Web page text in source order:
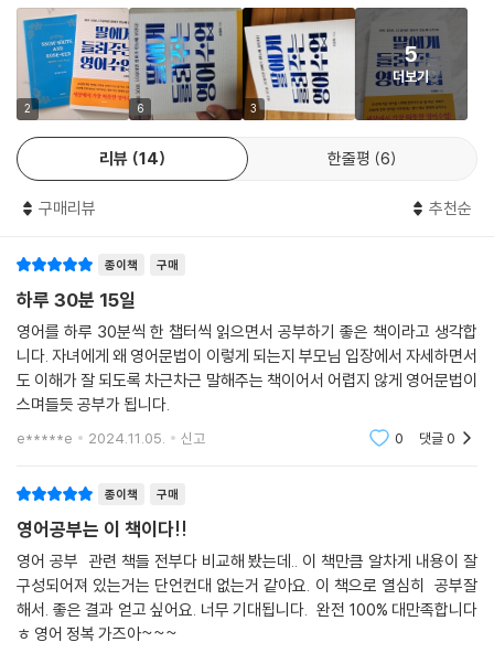
이었다. 그저 교재에 따라 진도를 빼기 바빴다. 진짜 영어공부를 위한 방법
과는 거리가 있었다는 얘기다.”
-「프롤로그」 중에서
영어는 구조, 즉 생김새로 읽어야 하는 언어다. 일단 영어의 생김새를 그릴
수 있게 된 뒤에는 곧바로 읽기 훈련에 돌입하는 것이 최고의 공부법이다.
이를 위해 DAY 01부터 DAY 15까지, 총 15일간의 수업을 통해 영어의 밑
‘왜’ 이런 규칙이 생겼는지, 실제로는 어떻게 활용되는지 풍부한 예문과 함
복습해볼 수 있다. 저자가 직접 엄선한, 낯설고 다양한 지문이 수록된 ‘독해
연습하기’는 이 책의 중요한 특징 중 하나다. 모르는 단어나 문법이 있어도
괜찮다. 중요 단어와 독해 포인트를 참고하여 직접 번역까지 시도해보면
더욱 좋다. 이 책에 수록된 모든 영어 지문에는 저자가 직접 번역한 ‘아빠의
번역’이 붙어 있어, ‘나의 번역’과 비교해볼 수 있게끔 했다.
딸을 위해 차근차근 들려주는 수업이라는 콘셉트에 맞는 쉬운 설명과 부드
곤 친절한 설명을 따라 매일 공부를 하다보면, 어느새 영어라는 언어와 성
큼 가까워져 있을 것이다.
영어, 어떻게 공부해야 할까?
오랜 숙제를 풀다
저자 조영학은 집안 사정으로 남들이 공부할 때 공장에서 일하다가 검정고
2 6 3
5
더보기
리뷰 14 한줄평 6
구매리뷰 추천순
종이책 구매
하루 30분 15일
영어를 하루 30분씩 한 챕터씩 읽으면서 공부하기 좋은 책이라고 생각합
니다. 자녀에게 왜 영어문법이 이렇게 되는지 부모님 입장에서 자세하면서
도 이해가 잘 되도록 차근차근 말해주는 책이어서 어렵지 않게 영어문법이
스며들듯 공부가 됩니다.
e*****e 2024.11.05. 신고 0 댓글0
종이책 구매
영어공부는 이 책이다!!
영어 공부 관련 책들 전부다 비교해 봤는데.. 이 책만큼 알차게 내용이 잘
구성되어져 있는거는 단언컨대 없는거 같아요. 이 책으로 열심히 공부잘
해서. 좋은 결과 얻고 싶어요. 너무 기대됩니다. 완전 100% 대만족합니다
ㅎ 영어 정복 가즈아~~~